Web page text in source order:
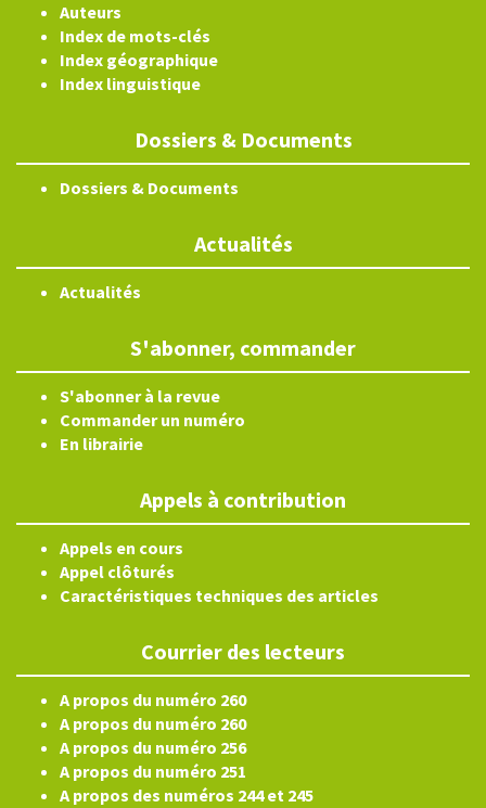
Auteurs
Index de mots-clés
Index géographique
Index linguistique
Dossiers & Documents
Dossiers & Documents
Actualités
Actualités
S'abonner, commander
S'abonner à la revue
Commander un numéro
En librairie
Appels à contribution
Appels en cours
Appel clôturés
Caractéristiques techniques des articles
Courrier des lecteurs
A propos du numéro 260
A propos du numéro 260
A propos du numéro 256
A propos du numéro 251
A propos des numéros 244 et 245